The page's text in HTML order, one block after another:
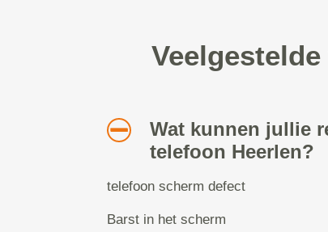
Wat kunnen jullie
telefoon Heerlen?
telefoon scherm defect
Barst in het scherm